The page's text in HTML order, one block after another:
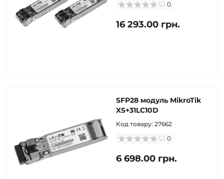
0
16 293.00 грн.
SFP28 модуль MikroTik
XS+31LC10D
Код товару: 27662
0
6 698.00 грн.